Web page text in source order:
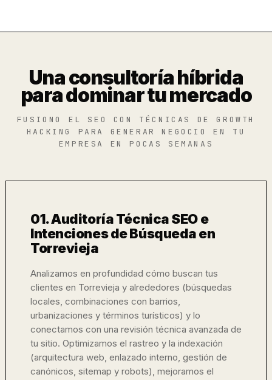
Una consultoría híbrida
para dominar tu mercado
FUSIONO EL SEO CON TÉCNICAS DE GROWTH
HACKING PARA GENERAR NEGOCIO EN TU
EMPRESA EN POCAS SEMANAS
01. Auditoría Técnica SEO e
Intenciones de Búsqueda en
Torrevieja
Analizamos en profundidad cómo buscan tus
clientes en Torrevieja y alrededores (búsquedas
locales, combinaciones con barrios,
urbanizaciones y términos turísticos) y lo
conectamos con una revisión técnica avanzada de
tu sitio. Optimizamos el rastreo y la indexación
(arquitectura web, enlazado interno, gestión de
canónicos, sitemap y robots), mejoramos el